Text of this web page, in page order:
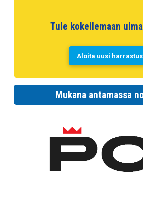
Tule kokeilemaan
Aloita uusi harrastus
Mukana antamassa